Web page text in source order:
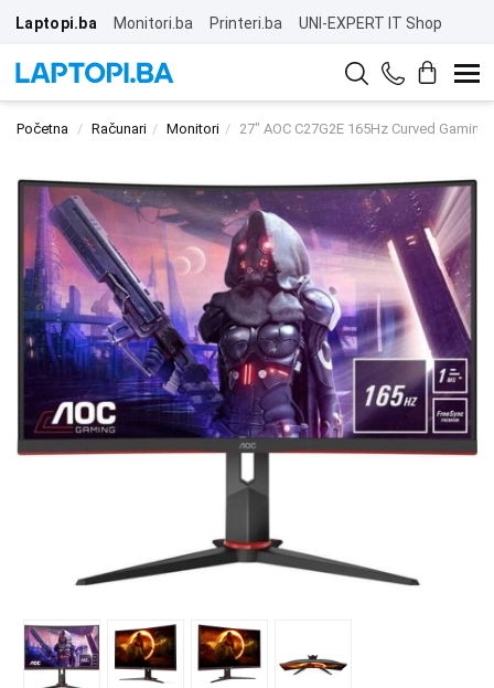
Laptopi.ba Monitori.ba Printeri.ba UNI-EXPERT IT Shop
Početna Računari Monitori 27" AOC C27G2E 165Hz Curved